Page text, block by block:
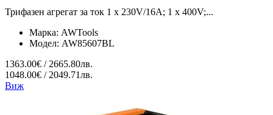
Трифазен агрегат за ток 1 x 230V/16A; 1 x 400V;...
Марка: AWTools
Модел: AW85607BL
1363.00€ / 2665.80лв.
1048.00€ / 2049.71лв.
Виж